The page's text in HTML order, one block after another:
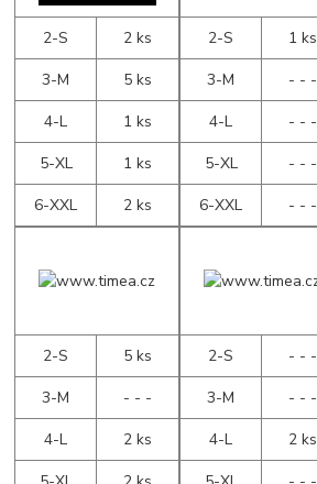
2-S
2 ks
3-M
5 ks
4-L
1 ks
5-XL
1 ks
6-XXL
2 ks
2-S
1 ks
3-M
- - -
4-L
- - -
5-XL
- - -
6-XXL
- - -
2-S
5 ks
3-M
- - -
4-L
2 ks
2-S
- - -
3-M
- - -
4-L
2 ks